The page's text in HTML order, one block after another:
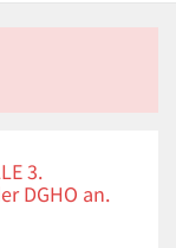
3.
DGHO an.